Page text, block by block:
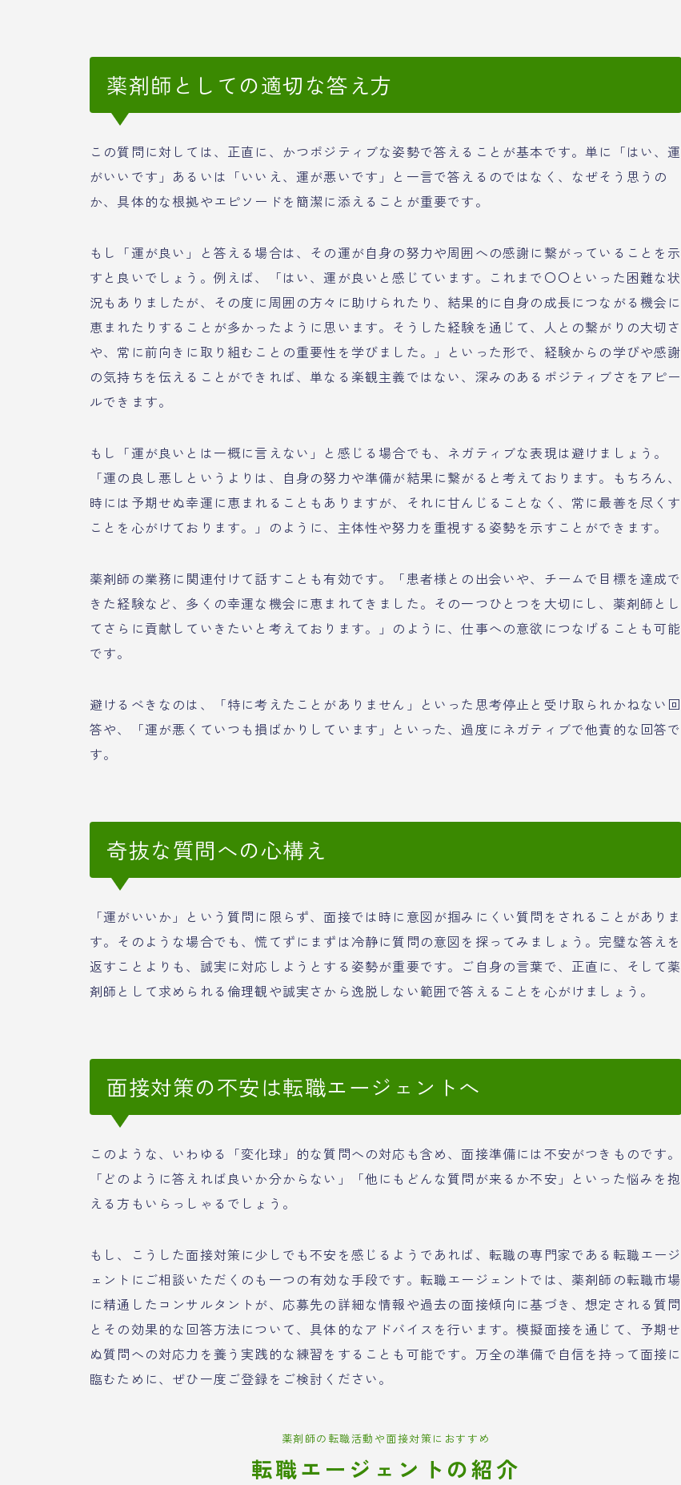
薬剤師としての適切な答え方
この質問に対しては、正直に、かつポジティブな姿勢で答えることが基本です。単に「はい、運
がいいです」あるいは「いいえ、運が悪いです」と一言で答えるのではなく、なぜそう思うの
か、具体的な根拠やエピソードを簡潔に添えることが重要です。
もし「運が良い」と答える場合は、その運が自身の努力や周囲への感謝に繋がっていることを示
すと良いでしょう。例えば、「はい、運が良いと感じています。これまで〇〇といった困難な状
況もありましたが、その度に周囲の方々に助けられたり、結果的に自身の成長につながる機会に
恵まれたりすることが多かったように思います。そうした経験を通じて、人との繋がりの大切さ
や、常に前向きに取り組むことの重要性を学びました。」といった形で、経験からの学びや感謝
の気持ちを伝えることができれば、単なる楽観主義ではない、深みのあるポジティブさをアピー
ルできます。
もし「運が良いとは一概に言えない」と感じる場合でも、ネガティブな表現は避けましょう。
「運の良し悪しというよりは、自身の努力や準備が結果に繋がると考えております。もちろん、
時には予期せぬ幸運に恵まれることもありますが、それに甘んじることなく、常に最善を尽くす
ことを心がけております。」のように、主体性や努力を重視する姿勢を示すことができます。
薬剤師の業務に関連付けて話すことも有効です。「患者様との出会いや、チームで目標を達成で
きた経験など、多くの幸運な機会に恵まれてきました。その一つひとつを大切にし、薬剤師とし
てさらに貢献していきたいと考えております。」のように、仕事への意欲につなげることも可能
です。
避けるべきなのは、「特に考えたことがありません」といった思考停止と受け取られかねない回
答や、「運が悪くていつも損ばかりしています」といった、過度にネガティブで他責的な回答で
す。
奇抜な質問への心構え
「運がいいか」という質問に限らず、面接では時に意図が掴みにくい質問をされることがありま
す。そのような場合でも、慌てずにまずは冷静に質問の意図を探ってみましょう。完璧な答えを
返すことよりも、誠実に対応しようとする姿勢が重要です。ご自身の言葉で、正直に、そして薬
剤師として求められる倫理観や誠実さから逸脱しない範囲で答えることを心がけましょう。
面接対策の不安は転職エージェントへ
このような、いわゆる「変化球」的な質問への対応も含め、面接準備には不安がつきものです。
「どのように答えれば良いか分からない」「他にもどんな質問が来るか不安」といった悩みを抱
える方もいらっしゃるでしょう。
もし、こうした面接対策に少しでも不安を感じるようであれば、転職の専門家である転職エージ
ェントにご相談いただくのも一つの有効な手段です。転職エージェントでは、薬剤師の転職市場
に精通したコンサルタントが、応募先の詳細な情報や過去の面接傾向に基づき、想定される質問
とその効果的な回答方法について、具体的なアドバイスを行います。模擬面接を通じて、予期せ
ぬ質問への対応力を養う実践的な練習をすることも可能です。万全の準備で自信を持って面接に
臨むために、ぜひ一度ご登録をご検討ください。
薬剤師の転職活動や面接対策におすすめ
転職エージェントの紹介